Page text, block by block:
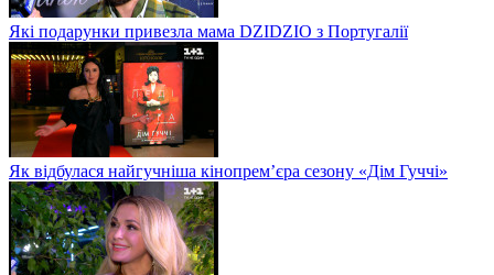
Які подарунки привезла мама DZIDZIO з Португалії
Як відбулася найгучніша кінопрем’єра сезону «Дім Гуччі»